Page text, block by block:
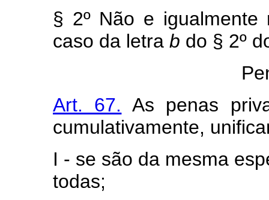
§ 2º Não e igualmente
caso da letra b do § 2º
Art. 67. As penas
cumulativamente,
I - se são da mesma
todas;